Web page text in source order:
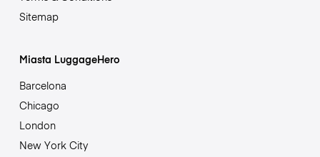
Sitemap
Miasta LuggageHero
Barcelona
Chicago
London
New York City